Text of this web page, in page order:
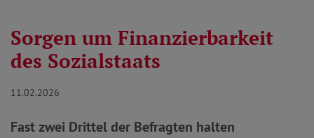
Sorgen um Finanzierbarkeit
des Sozialstaats
11.02.2026
Fast zwei Drittel der Befragten halten